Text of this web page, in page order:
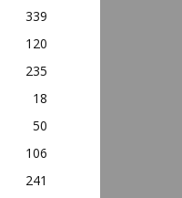
339
120
235
18
50
106
241